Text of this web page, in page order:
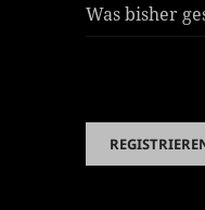
Was bisher